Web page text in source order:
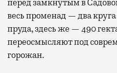
перед замкнутым в
весь променад — два
пруда, здесь же — 490
переосмысляют под
горожан.